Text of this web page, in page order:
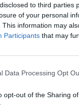
to third parties
of your personal
This information may
Participants that may
Data Processing Opt
opt-out of the Sharing
maços de
na Instância
de Marvila,
crime de posse